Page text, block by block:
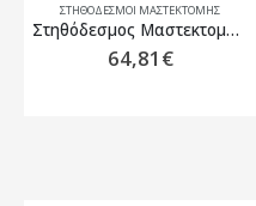
ΣΤΗΘΌΔΕΣΜΟΙ ΜΑΣΤΕΚΤΟΜΉΣ
Στηθόδεσμος Μαστεκτομής Amoena Mona SB Λευκό
64,81 €